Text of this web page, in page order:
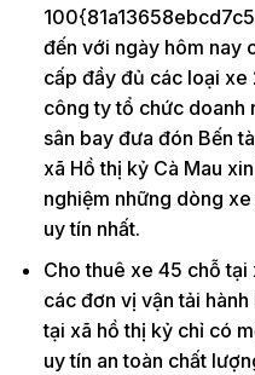
đến với ngày hôm nay
cấp đầy đủ các loại
công ty tổ chức doanh
sân bay đưa đón Bến
xã Hồ thị kỷ Cà Mau
nghiệm những dòng
uy tín nhất.
Cho thuê xe 45 chỗ tại
các đơn vị vận tải
tại xã hồ thị kỷ chỉ có
uy tín an toàn chất